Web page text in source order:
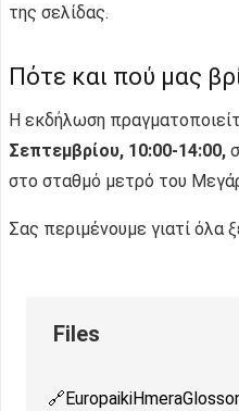
της σελίδας.
Πότε και πού μας
Η εκδήλωση
Σεπτεμβρίου, 10:00-14:00,
στο σταθμό μετρό του
Σας περιμένουμε γιατί όλα